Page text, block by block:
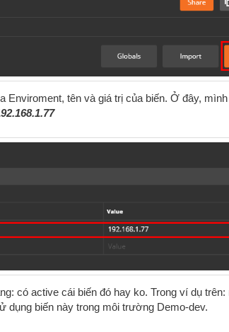
Enviroment, tên và giá trị của biến. Ở đây,
có active cái biến đó hay ko. Trong ví dụ trên:
dụng biến này trong môi trường Demo-dev.